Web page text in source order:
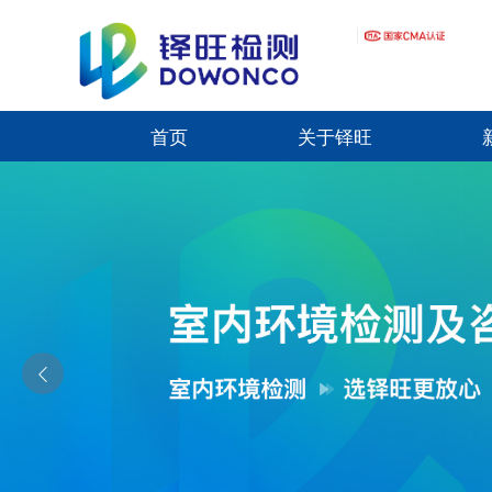
首页 关于铎旺
